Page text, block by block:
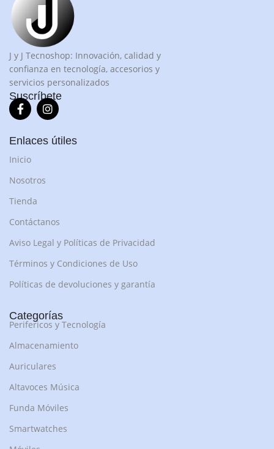
J y J Tecnoshop: Innovación, calidad y
confianza en tecnología, accesorios y
servicios personalizados
Suscríbete
Enlaces útiles
Inicio
Nosotros
Tienda
Contáctanos
Aviso Legal y Políticas de Privacidad
Términos y Condiciones de Uso
Políticas de devoluciones y garantía
Categorías
Perifericos y Tecnología
Almacenamiento
Auriculares
Altavoces Música
Funda Móviles
Smartwatches